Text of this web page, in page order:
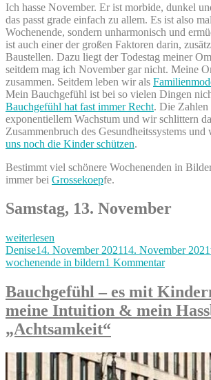
Ich hasse November. Er ist morbide, dunkel
das passt grade einfach zu allem. Es ist also
Wochenende, sondern unharmonisch und
ist auch einer der großen Faktoren darin,
Baustellen. Dazu liegt der Todestag meiner
seitdem mag ich November gar nicht. Meine
zusammen. Seitdem leben wir als
Mein Bauchgefühl ist bei so vielen Dingen
Bauchgefühl hat fast immer Recht. Die Zahlen
exponentiellem Wachstum und wir schlittern
Zusammenbruch des Gesundheitssystems und
uns noch die Kinder schützen.
Bestimmt viel schönere Wochenenden in
immer bei Grossekoepfe.
Samstag, 13. November
„Mal
wieder
(k)ein
Wochenende
in
Bildern,
13.
&
November“
weiterlesen
Autor
DeniseVeröffentlicht
am
14. November 202114. November 2021
wochenende in bildern1 Kommentarzu
wieder
(k)ein
schönes
13.
&
Bauchgefühl – es mit
meine Intuition & mein
„Achtsamkeit“